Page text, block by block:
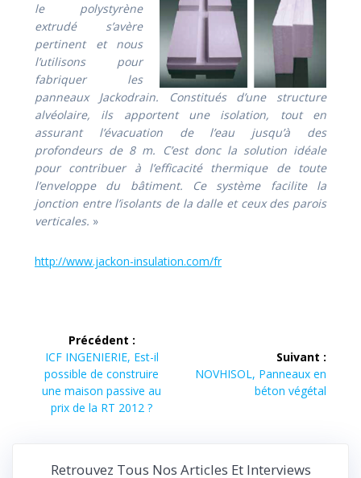
le polystyrène
extrudé s’avère
pertinent et nous
l’utilisons pour
fabriquer les
panneaux Jackodrain. Constitués d’une structure
alvéolaire, ils apportent une isolation, tout en
assurant l’évacuation de l’eau jusqu’à des
profondeurs de 8 m. C’est donc la solution idéale
pour contribuer à l’efficacité thermique de toute
l’enveloppe du bâtiment. Ce système facilite la
jonction entre l’isolants de la dalle et ceux des parois
verticales. »
http://www.jackon-insulation.com/fr
Navigation
de
l’article
Précédent :
Article
précédent :
ICF INGENIERIE, Est-il
possible de construire
une maison passive au
prix de la RT 2012 ?
Suivant :
Article
NOVHISOL, Panneaux en
béton végétal
Retrouvez Tous Nos Articles Et Interviews